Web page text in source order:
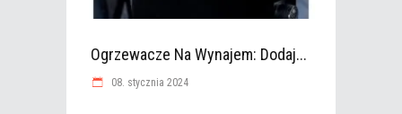
Ogrzewacze Na Wynajem: Dodaj...
08. stycznia 2024